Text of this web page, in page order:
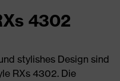
4302
stylishes Design sind
RXs 4302. Die